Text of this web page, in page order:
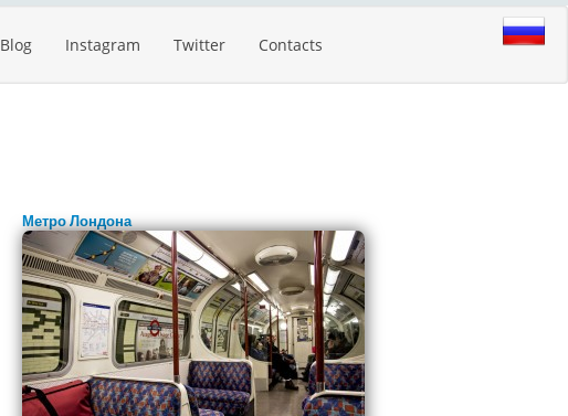
Blog Instagram Twitter Contacts
Метро Лондона